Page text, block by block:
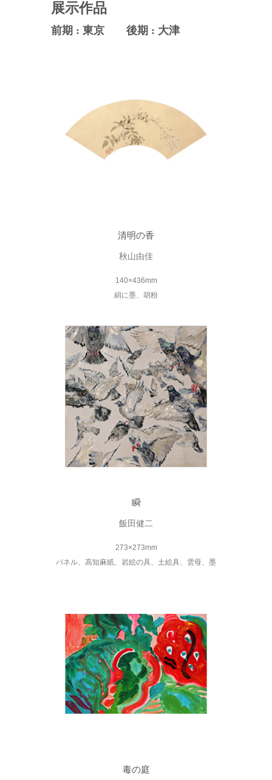
展示作品
前期 : 東京 後期 : 大津
清明の香
秋山由佳
140×436mm
絹に墨、胡粉
瞬
飯田健二
273×273mm
パネル、高知麻紙、岩絵の具、土絵具、雲母、墨
毒の庭